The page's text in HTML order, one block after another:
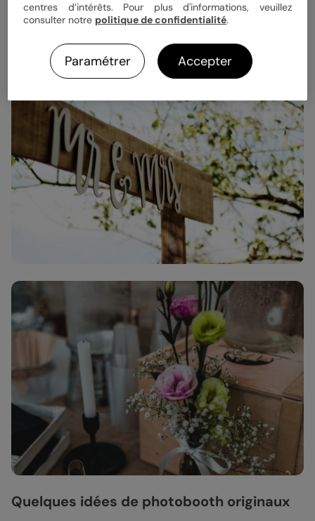
de rosaces en papiers crépons, de dentelles, de rubans pour
un effet boudoir cosy. Pour un thème champêtre, suspendez
arbre ou disposez des ballots de paille sur un fond fleuri.
Quelques idées de photobooth originaux
centres d’intérêts. Pour plus d'informations, veuillez
consulter notre politique de confidentialité.
Paramétrer Accepter